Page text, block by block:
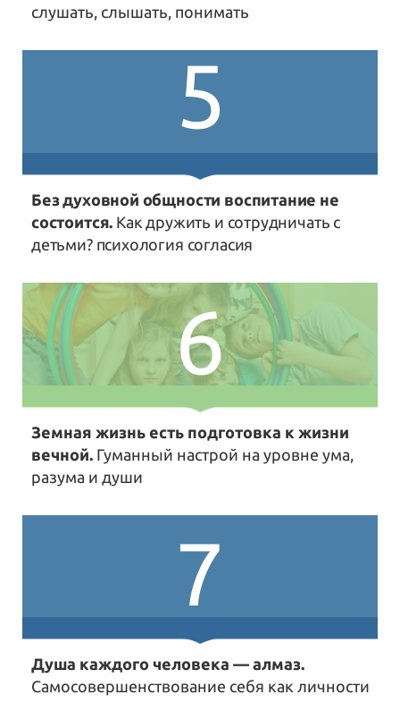
слушать, слышать, понимать
5
Без духовной общности воспитание не
состоится. Как дружить и сотрудничать с
детьми? психология согласия
6
Земная жизнь есть подготовка к жизни
вечной. Гуманный настрой на уровне ума,
разума и души
7
Душа каждого человека — алмаз.
Самосовершенствование себя как личности